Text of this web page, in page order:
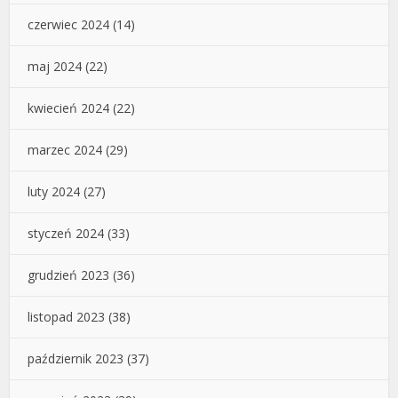
czerwiec 2024 (14)
maj 2024 (22)
kwiecień 2024 (22)
marzec 2024 (29)
luty 2024 (27)
styczeń 2024 (33)
grudzień 2023 (36)
listopad 2023 (38)
październik 2023 (37)